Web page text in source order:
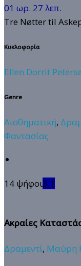
01 ωρ. 27 λεπ.
Tre Nøtter til
Κυκλοφορία
Ellen Dorrit
Genre
Αισθηματική,
Φαντασίας
14 ψήφοι3.1
Ακραίες
Δραμεντί, Μαύρη